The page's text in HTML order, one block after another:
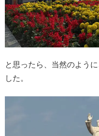
と思ったら、当然のよう
した。